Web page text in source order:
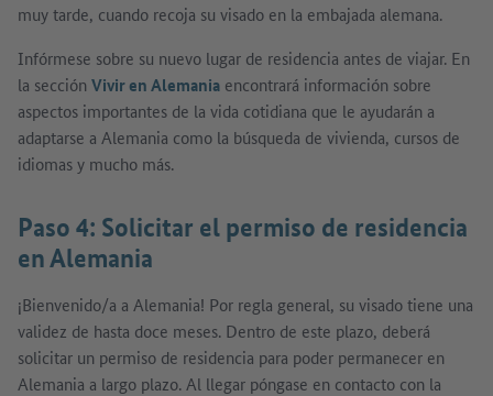
muy tarde, cuando recoja su visado en la embajada alemana.
Infórmese sobre su nuevo lugar de residencia antes de viajar. En
la sección Vivir en Alemania encontrará información sobre
aspectos importantes de la vida cotidiana que le ayudarán a
adaptarse a Alemania como la búsqueda de vivienda, cursos de
idiomas y mucho más.
Paso 4: Solicitar el permiso de residencia
en Alemania
¡Bienvenido/a a Alemania! Por regla general, su visado tiene una
validez de hasta doce meses. Dentro de este plazo, deberá
solicitar un permiso de residencia para poder permanecer en
Alemania a largo plazo. Al llegar póngase en contacto con la